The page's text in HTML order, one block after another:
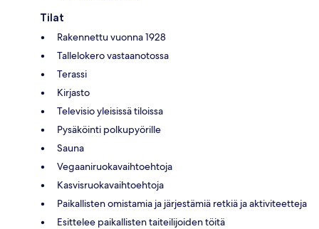
Tilat
Rakennettu vuonna 1928
Tallelokero vastaanotossa
Terassi
Kirjasto
Televisio yleisissä tiloissa
Pysäköinti polkupyörille
Sauna
Vegaaniruokavaihtoehtoja
Kasvisruokavaihtoehtoja
Paikallisten omistamia ja järjestämiä retkiä ja aktiviteetteja
Esittelee paikallisten taiteilijoiden töitä